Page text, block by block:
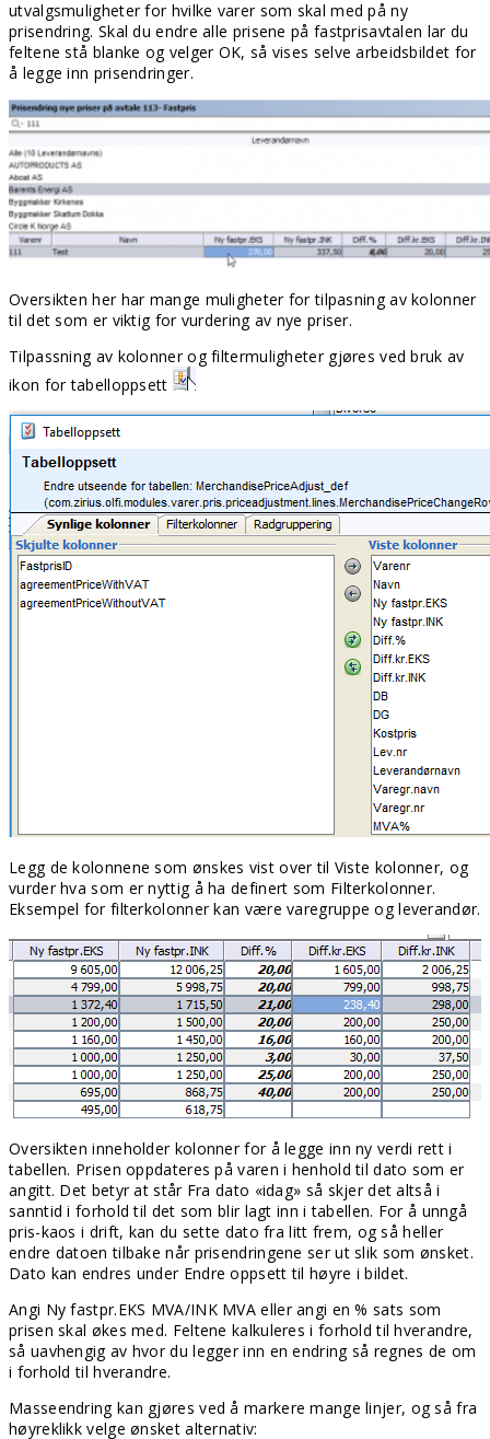
utvalgsmuligheter for hvilke varer som skal med på ny
prisendring. Skal du endre alle prisene på fastprisavtalen lar du
feltene stå blanke og velger OK, så vises selve arbeidsbildet for
å legge inn prisendringer.
Oversikten her har mange muligheter for tilpasning av kolonner
til det som er viktig for vurdering av nye priser.
Tilpassning av kolonner og filtermuligheter gjøres ved bruk av
ikon for tabelloppsett
Legg de kolonnene som ønskes vist over til Viste kolonner, og
vurder hva som er nyttig å ha definert som Filterkolonner.
Eksempel for filterkolonner kan være varegruppe og leverandør.
Oversikten inneholder kolonner for å legge inn ny verdi rett i
tabellen. Prisen oppdateres på varen i henhold til dato som er
angitt. Det betyr at står Fra dato «idag» så skjer det altså i
sanntid i forhold til det som blir lagt inn i tabellen. For å unngå
pris-kaos i drift, kan du sette dato fra litt frem, og så heller
endre datoen tilbake når prisendringene ser ut slik som ønsket.
Dato kan endres under Endre oppsett til høyre i bildet.
Angi Ny fastpr.EKS MVA/INK MVA eller angi en % sats som
prisen skal økes med. Feltene kalkuleres i forhold til hverandre,
så uavhengig av hvor du legger inn en endring så regnes de om
i forhold til hverandre.
Masseendring kan gjøres ved å markere mange linjer, og så fra
høyreklikk velge ønsket alternativ: